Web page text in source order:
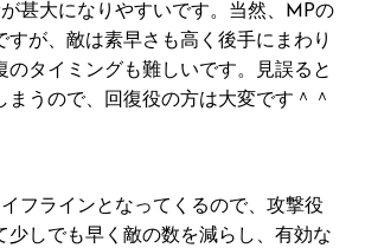
甚大になりやすいです。当然、MPの
すが、敵は素早さも高く後手にまわり
のタイミングも難しいです。見誤ると
まうので、回復役の方は大変です＾＾
フラインとなってくるので、攻撃役
少しでも早く敵の数を減らし、有効な